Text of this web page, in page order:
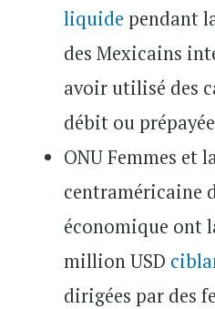
liquide pendant
des Mexicains
avoir utilisé des
débit ou
ONU Femmes et
centraméricaine
économique ont
million USD
dirigées par des